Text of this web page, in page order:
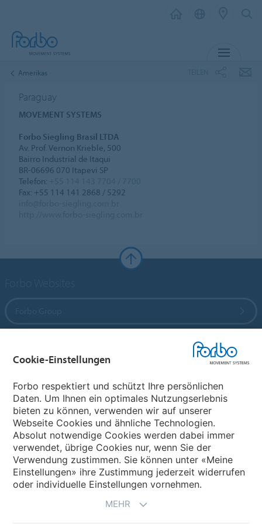
Amerikas
Paraguay
MOVEMENT SYSTEMS
Forbo Siegling Brasil LTDA
Av. Prof. Vernon Krieble, 500
Bairro Industrial de Itaqui
BR-06696 070 Itapevi SP
Telefon:
Fax: +55 114 141 2868 / 5292
Wählen Sie ein Land
Wählen Sie Ihr Land
Cookie-Einstellungen
Forbo respektiert und schützt Ihre persönlichen
Daten. Um Ihnen ein optimales Nutzungserlebnis
bieten zu können, verwenden wir auf unserer
Webseite Cookies und ähnliche Technologien.
Absolut notwendige Cookies werden dabei immer
verwendet, übrige Cookies nur, wenn Sie der
Verwendung zustimmen. Sie können unter «Meine
Einstellungen» ihre Zustimmung jederzeit widerrufen
oder individuelle Einstellungen vornehmen.
MEHR